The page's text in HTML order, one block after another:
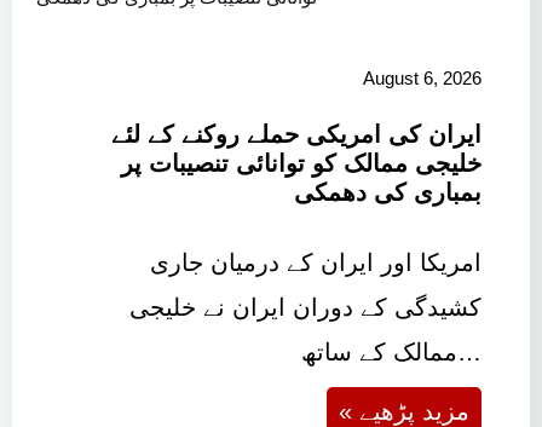
August 6, 2026
ایران کی امریکی حملے روکنے کے لئے
خلیجی ممالک کو توانائی تنصیبات پر
بمباری کی دھمکی
امریکا اور ایران کے درمیان جاری
کشیدگی کے دوران ایران نے خلیجی
ممالک کے ساتھ…
« مزید پڑھیے